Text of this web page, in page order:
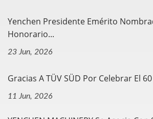
Yenchen Presidente Emérito
Honorario...
23 Jun, 2026
Gracias A TÜV SÜD Por Celebrar El
11 Jun, 2026